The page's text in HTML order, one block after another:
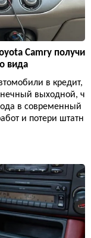
Camry получи
вида
в кредит,
выходной, ч
в современный
и потери штатн